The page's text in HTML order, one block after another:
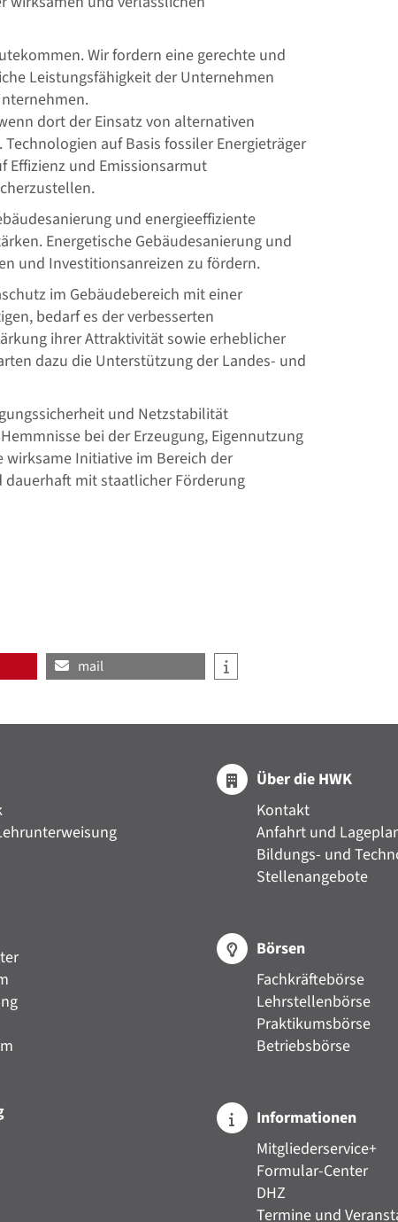
Wir fordern eine gerechte und
Leistungsfähigkeit der Unternehmen
dort der Einsatz von alternativen
auf Basis fossiler Energieträger
Effizienz und Emissionsarmut
und energieeffiziente
Energetische Gebäudesanierung und
und Investitionsanreizen zu fördern.
im Gebäudebereich mit einer
bedarf es der verbesserten
ihrer Attraktivität sowie erheblicher
dazu die Unterstützung der Landes- und
und Netzstabilität
bei der Erzeugung, Eigennutzung
wirksame Initiative im Bereich der
mit staatlicher Förderung
mail
Über die HWK
Kontakt
Anfahrt und
Bildungs- und
Stellenangebote
Börsen
Fachkräftebörse
Lehrstellenbörse
Praktikumsbörse
Betriebsbörse
Informationen
Mitgliederservice+
Formular-Center
DHZ
Termine und